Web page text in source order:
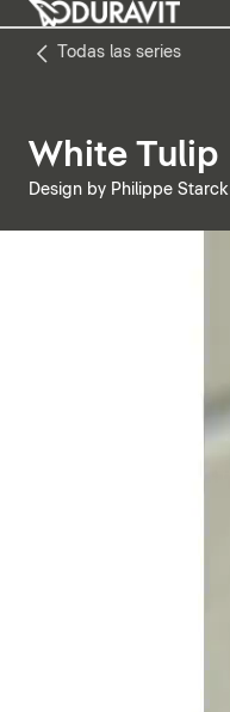
Todas las series
White Tulip
Design by Philippe Starck